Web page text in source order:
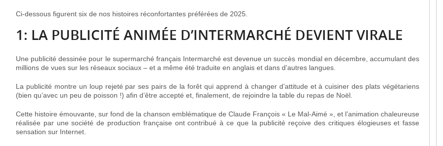
Ci-dessous figurent six de nos histoires réconfortantes préférées de 2025.
1: LA PUBLICITÉ ANIMÉE D’INTERMARCHÉ DEVIENT VIRALE
Une publicité dessinée pour le supermarché français Intermarché est devenue un succès mondial en décembre, accumulant des
millions de vues sur les réseaux sociaux – et a même été traduite en anglais et dans d’autres langues.
La publicité montre un loup rejeté par ses pairs de la forêt qui apprend à changer d’attitude et à cuisiner des plats végétariens
(bien qu’avec un peu de poisson !) afin d’être accepté et, finalement, de rejoindre la table du repas de Noël.
Cette histoire émouvante, sur fond de la chanson emblématique de Claude François « Le Mal-Aimé », et l’animation chaleureuse
réalisée par une société de production française ont contribué à ce que la publicité reçoive des critiques élogieuses et fasse
sensation sur Internet.